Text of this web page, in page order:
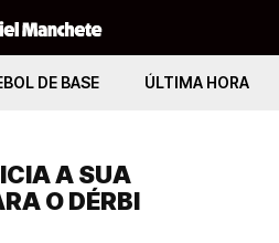
DE BASE ÚLTIMA HORA
A SUA
O DÉRBI